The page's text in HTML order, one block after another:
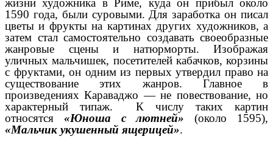
жизни художника в Риме, куда он прибыл около
1590 года, были суровыми. Для заработка он писал
цветы и фрукты на картинах других художников, а
затем стал самостоятельно создавать своеобразные
жанровые сцены и натюрморты. Изображая
уличных мальчишек, посетителей кабачков, корзины
с фруктами, он одним из первых утвердил право на
существование этих жанров. Главное в
произведениях Караваджо — не повествование, но
характерный типаж. К числу таких картин
относятся «Юноша с лютней» (около 1595),
«Мальчик укушенный ящерицей».